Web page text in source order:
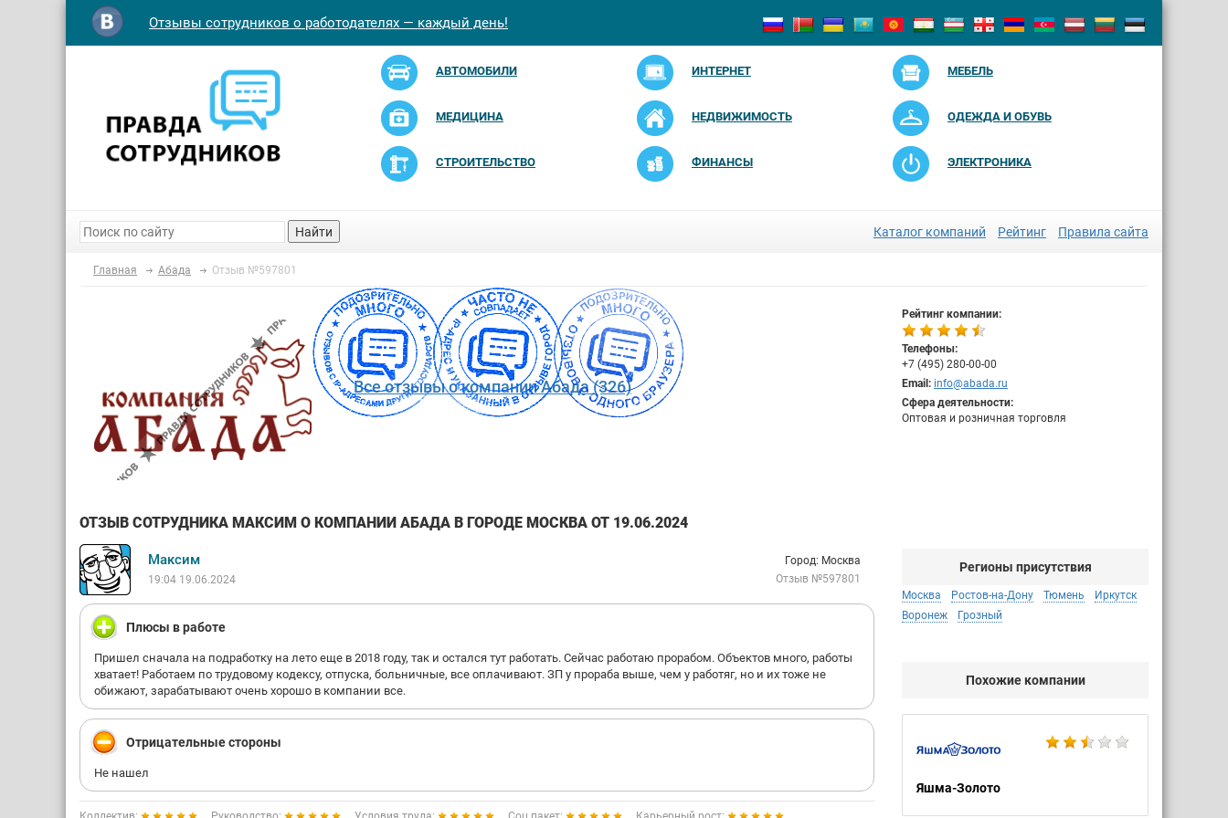
Отзывы сотрудников о работодателях — каждый день!
АВТОМОБИЛИ ИНТЕРНЕТ МЕБЕЛЬ
МЕДИЦИНА НЕДВИЖИМОСТЬ ОДЕЖДА И ОБУВЬ
СТРОИТЕЛЬСТВО ФИНАНСЫ ЭЛЕКТРОНИКА
Найти Каталог компаний Рейтинг Правила сайта
Главная Абада Отзыв №597801
Все отзывы о компании Абада (326)
Рейтинг компании:
Телефоны:
+7 (495) 280-00-00
Email: info@abada.ru
Сфера деятельности:
Оптовая и розничная торговля
ОТЗЫВ СОТРУДНИКА МАКСИМ О КОМПАНИИ АБАДА В ГОРОДЕ МОСКВА ОТ 19.06.2024
Максим
19:04 19.06.2024
Город: Москва
Отзыв №597801
Плюсы в работе
Пришел сначала на подработку на лето еще в 2018 году, так и остался тут работать. Сейчас работаю прорабом. Объектов много, работы
хватает! Работаем по трудовому кодексу, отпуска, больничные, все оплачивают. ЗП у прораба выше, чем у работяг, но и их тоже не
обижают, зарабатывают очень хорошо в компании все.
Отрицательные стороны
Не нашел
Регионы присутствия
Москва Ростов-на-Дону Тюмень
Иркутск
Воронеж
Грозный
Похожие компании
Яшма-Золото